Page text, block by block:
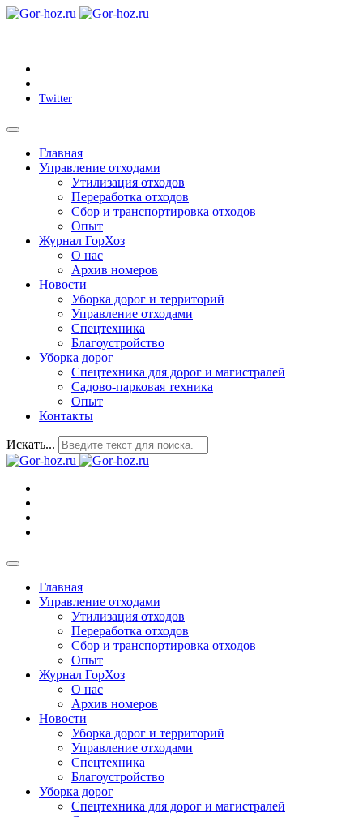
Twitter
Главная
Управление отходами
Утилизация отходов
Переработка отходов
Сбор и транспортировка отходов
Опыт
Журнал ГорХоз
О нас
Архив номеров
Новости
Уборка дорог и территорий
Управление отходами
Спецтехника
Благоустройство
Уборка дорог
Спецтехника для дорог и магистралей
Садово-парковая техника
Опыт
Контакты
Искать...
Главная
Управление отходами
Утилизация отходов
Переработка отходов
Сбор и транспортировка отходов
Опыт
Журнал ГорХоз
О нас
Архив номеров
Новости
Уборка дорог и территорий
Управление отходами
Спецтехника
Благоустройство
Уборка дорог
Спецтехника для дорог и магистралей